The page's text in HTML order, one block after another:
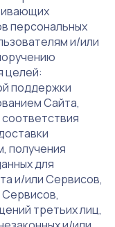
персональных
и/или
целей:
поддержки
Сайта,
получения
для
и/или Сервисов,
третьих лиц,